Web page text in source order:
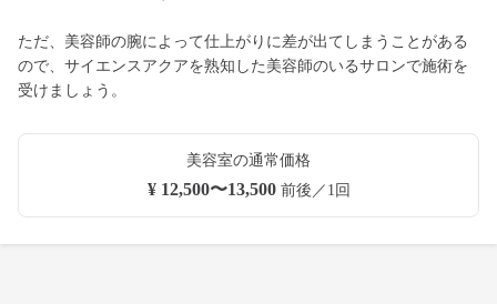
ただ、美容師の腕によって仕上がりに差が出てしまうことがある
ので、サイエンスアクアを熟知した美容師のいるサロンで施術を
受けましょう。
美容室の通常価格
¥ 12,500〜13,500前後／1回